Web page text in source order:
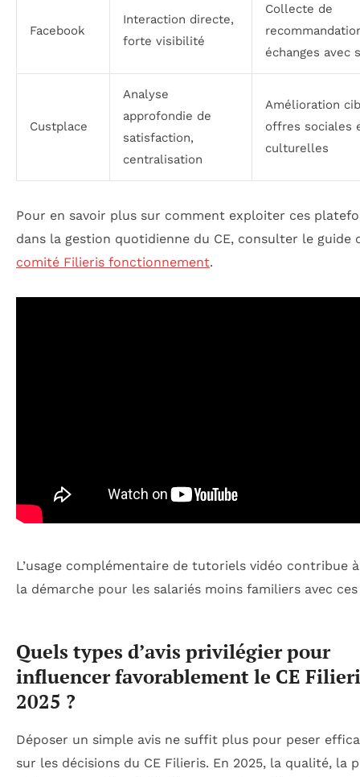
Facebook
Interaction directe,
forte visibilité
Collecte de
échanges avec
Custplace
Analyse
approfondie de
satisfaction,
centralisation
Amélioration
offres sociales
culturelles
Pour en savoir plus sur comment exploiter ces
dans la gestion quotidienne du CE, consulter le guide
comité Filieris fonctionnement.
L’usage complémentaire de tutoriels vidéo contribue
la démarche pour les salariés moins familiers avec
Quels types d’avis privilégier pour
influencer favorablement le CE
2025 ?
Déposer un simple avis ne suffit plus pour peser
sur les décisions du CE Filieris. En 2025, la qualité, la